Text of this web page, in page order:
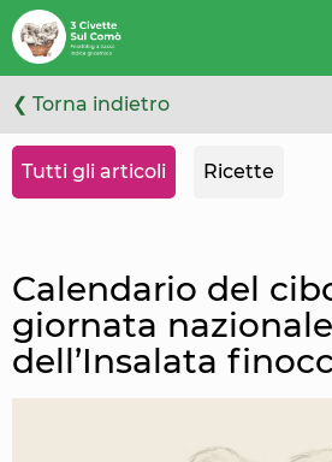
Leggi
l'articolo
Oppure
cambia
categoria
❮ Torna indietro
Tutti gli articoli Ricette
Calendario del
giornata nazionale
dell’Insalata